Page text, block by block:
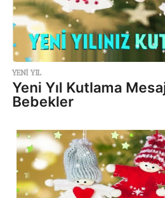
YENI YIL
Yeni Yıl Kutlama
Bebekler